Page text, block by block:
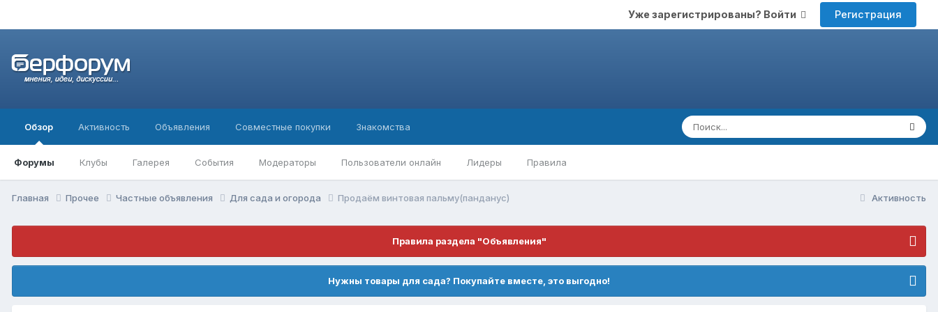
Уже зарегистрированы? Войти Регистрация
Обзор
Форумы Клубы Галерея События Модераторы Пользователи онлайн Лидеры Правила
Активность Объявления Совместные покупки Знакомства
Активность
Главная Прочее Частные объявления Для сада и огорода Продаём винтовая пальму(панданус)
Правила раздела "Объявления"
Нужны товары для сада? Покупайте вместе, это выгодно!